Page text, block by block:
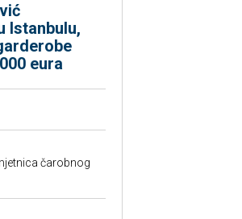
Istanbulu,
eura
čarobnog